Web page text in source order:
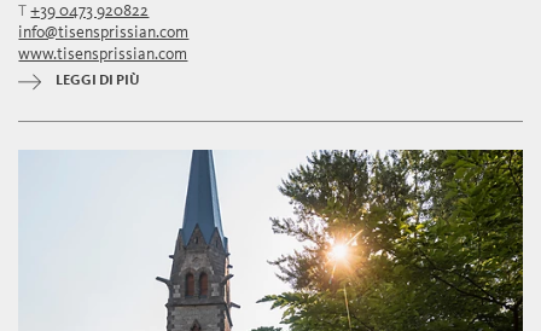
T+39 0473 920822
info@tisensprissian.com
www.tisensprissian.com
LEGGI DI PIÙ